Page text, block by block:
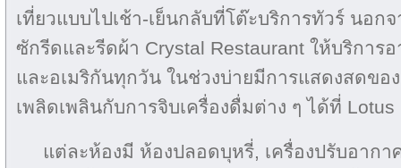
เที่ยวแบบไปเช้า-เย็นกลับที่โต๊ะบริการทัวร์ นอก
ซักรีดและรีดผ้า Crystal Restaurant ให้บริการ
และอเมริกันทุกวัน ในช่วงบ่ายมีการแสดงสดขอ
เพลิดเพลินกับการจิบเครื่องดื่มต่าง ๆ ได้ที่ Lotus
แต่ละห้องมี ห้องปลอดบุหรี่, เครื่องปรับอากา